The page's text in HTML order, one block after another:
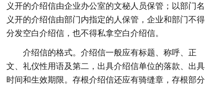
义开的介绍信由企业办公室的文秘人员保管；以部门名
义开的介绍信由部门内指定的人保管，企业和部门不得
分发空白介绍信，也不得私拿空白介绍信。
介绍信的格式。介绍信一般应有标题、称呼、正
文、礼仪性用语及第二，出具介绍信单位的落款、出具
时间和生效期限。存根介绍信还应有骑缝章，存根部分